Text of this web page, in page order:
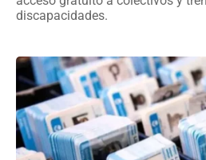
discapacidades.